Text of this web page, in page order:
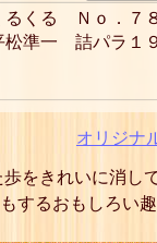
☗２
☖３
5 ☗
8☖３
9☗３
11 ☗
12 ☖
13☗４
るくる　Ｎｏ．７
オリジナ
をきれいに消し
るおもしろい